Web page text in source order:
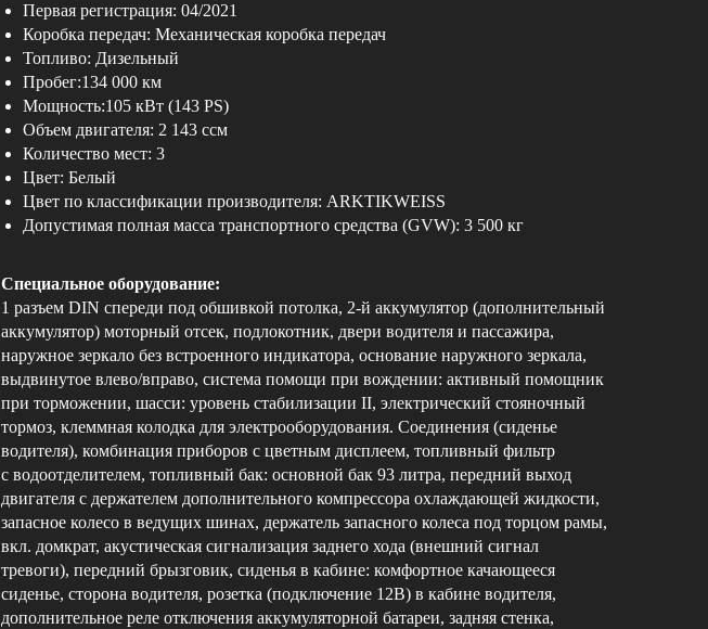
Первая регистрация: 04/2021
Коробка передач: Механическая коробка передач
Топливо: Дизельный
Пробег:134 000 км
Мощность:105 кВт (143 PS)
Объем двигателя: 2 143 ссм
Количество мест: 3
Цвет: Белый
Цвет по классификации производителя: ARKTIKWEISS
Допустимая полная масса транспортного средства (GVW): 3 500 кг
Специальное оборудование:
1 разъем DIN спереди под обшивкой потолка, 2-й аккумулятор (дополнительный
аккумулятор) моторный отсек, подлокотник, двери водителя и пассажира,
наружное зеркало без встроенного индикатора, основание наружного зеркала,
выдвинутое влево/вправо, система помощи при вождении: активный помощник
при торможении, шасси: уровень стабилизации II, электрический стояночный
тормоз, клеммная колодка для электрооборудования. Соединения (сиденье
водителя), комбинация приборов с цветным дисплеем, топливный фильтр
с водоотделителем, топливный бак: основной бак 93 литра, передний выход
двигателя с держателем дополнительного компрессора охлаждающей жидкости,
запасное колесо в ведущих шинах, держатель запасного колеса под торцом рамы,
вкл. домкрат, акустическая сигнализация заднего хода (внешний сигнал
тревоги), передний брызговик, сиденья в кабине: комфортное качающееся
сиденье, сторона водителя, розетка (подключение 12В) в кабине водителя,
дополнительное реле отключения аккумуляторной батареи, задняя стенка,